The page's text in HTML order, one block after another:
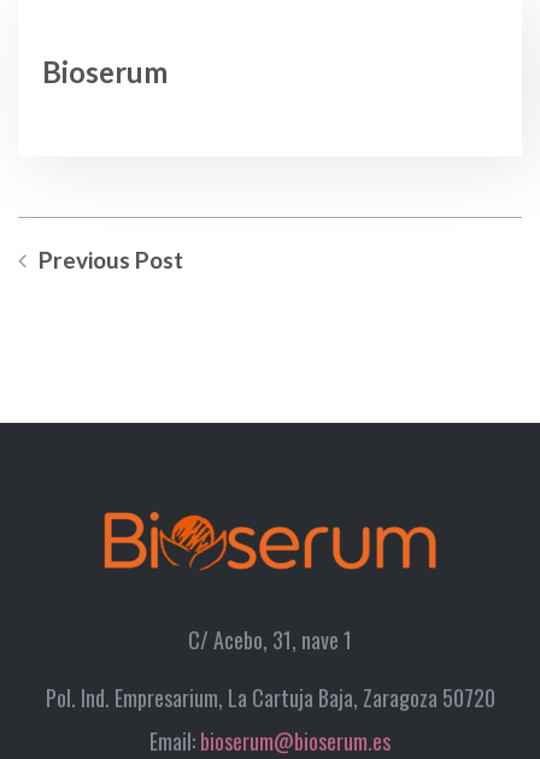
Bioserum
Previous Post
C/ Acebo, 31, nave 1
Pol. Ind. Empresarium, La Cartuja Baja, Zaragoza 50720
Email:bioserum@bioserum.es